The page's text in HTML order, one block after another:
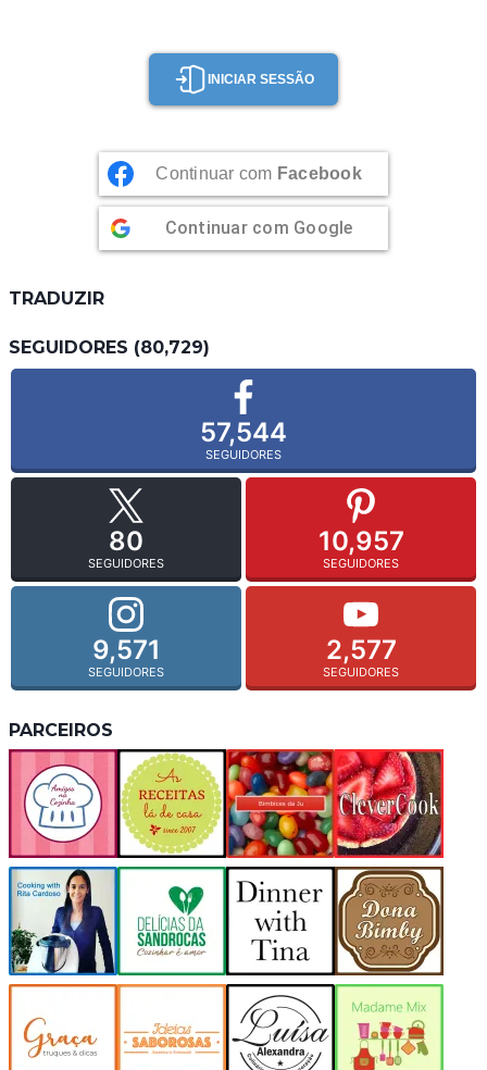
INICIAR SESSÃO
Continuar com Facebook
Continuar com Google
TRADUZIR
SEGUIDORES (80,729)
57,544
SEGUIDORES
80
SEGUIDORES
10,957
SEGUIDORES
9,571
SEGUIDORES
2,577
SEGUIDORES
PARCEIROS